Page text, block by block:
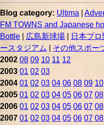
Blog category: Ultima
FM TOWNS and Japanese
Bottle
広島新球場 日本プ
ースタジアム| その他スポー
2002 08 09 10 11 12
2003 01 02 03
2004 01 02 03 04 06 08 09 10
2005 01 02 03 04 05 06 07 08
2006 01 02 03 04 05 06 07 08
2007 01 02 03 04 05 06 07 08